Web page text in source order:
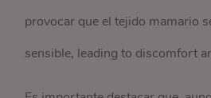
provocar que el tejido mamario
sensible, leading to discomfort